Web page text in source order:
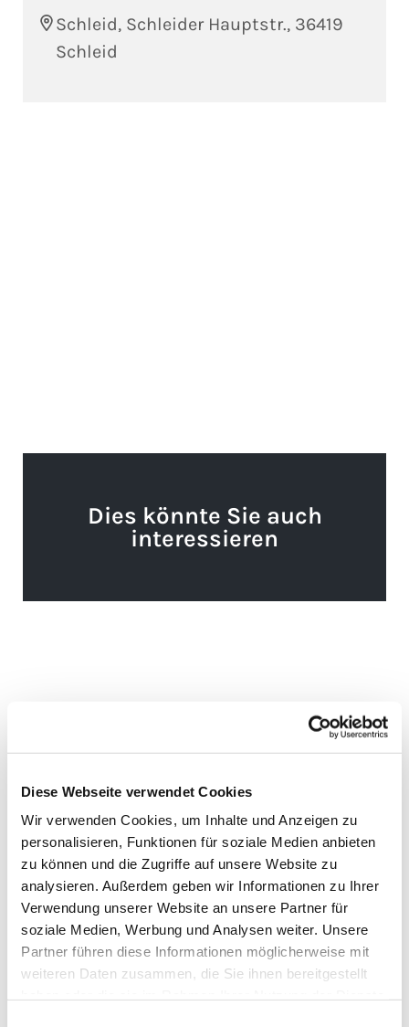
Diese Webseite verwendet Cookies
Wir verwenden Cookies, um Inhalte und Anzeigen zu
personalisieren, Funktionen für soziale Medien anbieten
zu können und die Zugriffe auf unsere Website zu
analysieren. Außerdem geben wir Informationen zu Ihrer
Verwendung unserer Website an unsere Partner für
soziale Medien, Werbung und Analysen weiter. Unsere
Partner führen diese Informationen möglicherweise mit
weiteren Daten zusammen, die Sie ihnen bereitgestellt
Schleid, Schleider Hauptstr., 36419
Schleid
Dies könnte Sie auch
interessieren